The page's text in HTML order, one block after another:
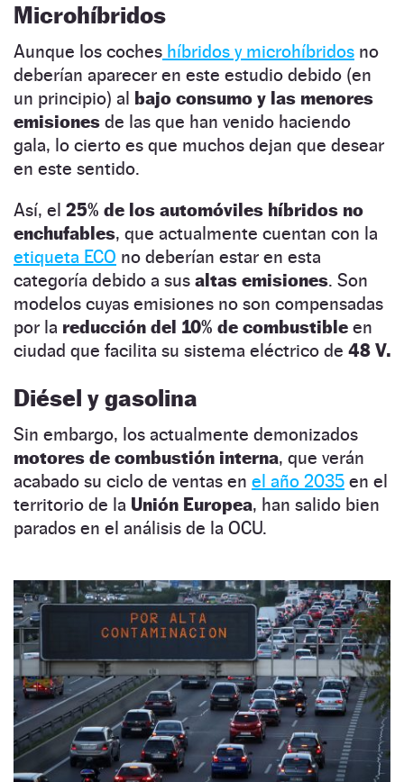
Microhíbridos
Aunque los coches híbridos y microhíbridos no
deberían aparecer en este estudio debido (en
un principio) al bajo consumo y las menores
emisiones de las que han venido haciendo
gala, lo cierto es que muchos dejan que desear
en este sentido.
Así, el 25% de los automóviles híbridos no
enchufables, que actualmente cuentan con la
etiqueta ECO no deberían estar en esta
categoría debido a sus altas emisiones. Son
modelos cuyas emisiones no son compensadas
por la reducción del 10% de combustible en
ciudad que facilita su sistema eléctrico de 48 V.
Diésel y gasolina
Sin embargo, los actualmente demonizados
motores de combustión interna, que verán
acabado su ciclo de ventas en el año 2035 en el
territorio de la Unión Europea, han salido bien
parados en el análisis de la OCU.